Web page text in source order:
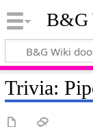
B&G
Trivia: